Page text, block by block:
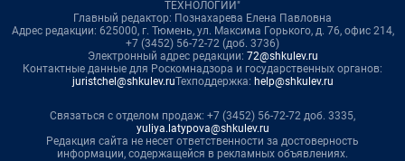
ТЕХНОЛОГИИ"
Главный редактор: Познахарева Елена Павловна
Адрес редакции: 625000, г. Тюмень, ул. Максима Горького, д. 76, офис 214,
+7 (3452) 56-72-72 (доб. 3736)
Электронный адрес редакции: 72@shkulev.ru
Контактные данные для Роскомнадзора и государственных органов:
juristchel@shkulev.ruТехподдержка: help@shkulev.ru
Связаться с отделом продаж: +7 (3452) 56-72-72 доб. 3335,
yuliya.latypova@shkulev.ru
Редакция сайта не несет ответственности за достоверность
информации, содержащейся в рекламных объявлениях.